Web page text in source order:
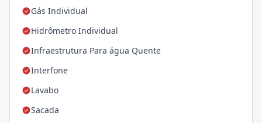
Gás Individual
Hidrômetro Individual
Infraestrutura Para água Quente
Interfone
Lavabo
Sacada